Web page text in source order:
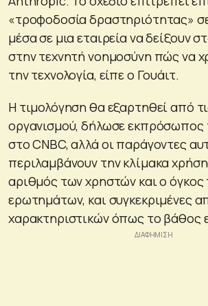
«τροφοδοσία δραστηριότητας»
μέσα σε μια εταιρεία να δείξουν
στην τεχνητή νοημοσύνη πώς να
την τεχνολογία, είπε ο Γουάιτ.
Η τιμολόγηση θα εξαρτηθεί από
οργανισμού, δήλωσε
στο CNBC, αλλά οι παράγοντες
περιλαμβάνουν την κλίμακα
αριθμός των χρηστών και ο όγκος
ερωτημάτων, και συγκεκριμένες
χαρακτηριστικών όπως το βάθος